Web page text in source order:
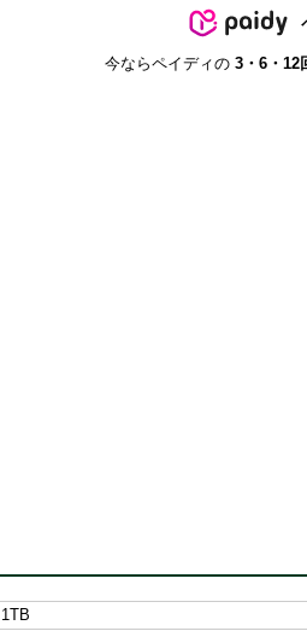
今ならペイディの 3・6・12
1TB